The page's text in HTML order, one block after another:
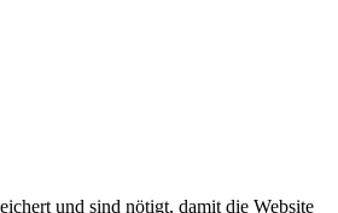
und sind nötigt, damit die Website